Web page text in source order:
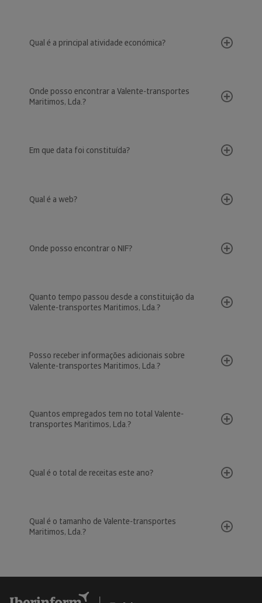
Qual é a principal atividade económica?
Onde posso encontrar a Valente-transportes
Maritimos, Lda.?
Em que data foi constituída?
Qual é a web?
Onde posso encontrar o NIF?
Quanto tempo passou desde a constituição da
Valente-transportes Maritimos, Lda.?
Posso receber informações adicionais sobre
Valente-transportes Maritimos, Lda.?
Quantos empregados tem no total Valente-
transportes Maritimos, Lda.?
Qual é o total de receitas este ano?
Qual é o tamanho de Valente-transportes
Maritimos, Lda.?